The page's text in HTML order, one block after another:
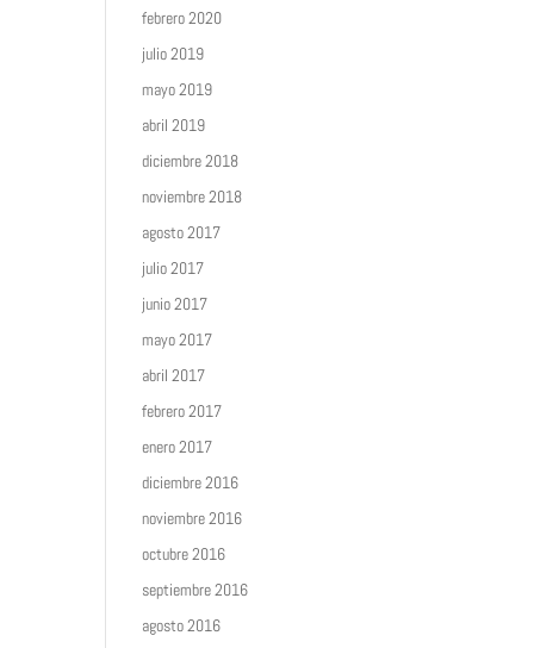
febrero 2020
julio 2019
mayo 2019
abril 2019
diciembre 2018
noviembre 2018
agosto 2017
julio 2017
junio 2017
mayo 2017
abril 2017
febrero 2017
enero 2017
diciembre 2016
noviembre 2016
octubre 2016
septiembre 2016
agosto 2016